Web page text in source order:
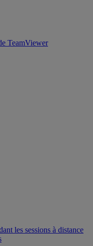
TeamViewer
les sessions à distance